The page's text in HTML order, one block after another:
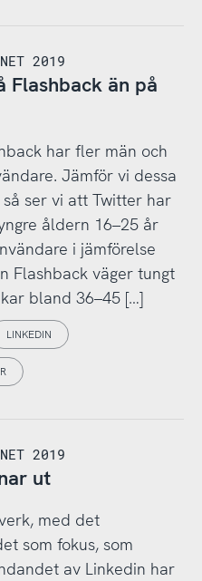
2019
Flashback än på
har fler män och
Jämför vi dessa
ser vi att Twitter har
åldern 16–25 år
i jämförelse
Flashback väger tungt
bland 36–45 […]
LINKEDIN
2019
ut
med det
som fokus, som
av Linkedin har